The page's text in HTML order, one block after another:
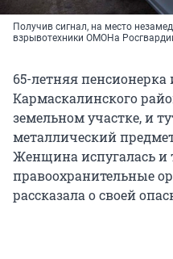
Получив сигнал, на место
взрывотехники ОМОНа
65-летняя пенсионерка
Кармаскалинского
земельном участке, и
металлический
Женщина испугалась и
правоохранительные
рассказала о своей